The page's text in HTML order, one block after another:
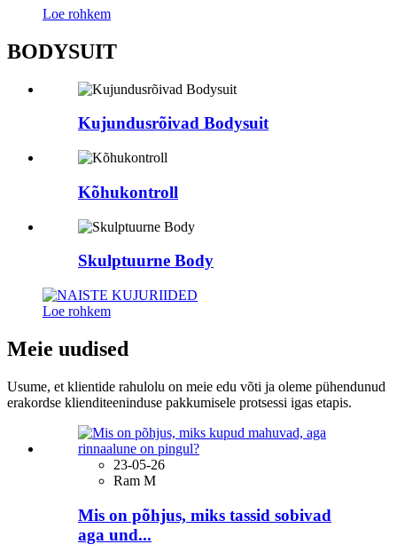
Loe rohkem
BODYSUIT
Kujundusrõivad Bodysuit
Kõhukontroll
Skulptuurne Body
Loe rohkem
Meie uudised
Usume, et klientide rahulolu on meie edu võti ja oleme pühendunud
erakordse klienditeeninduse pakkumisele protsessi igas etapis.
23-05-26
Ram M
Mis on põhjus, miks tassid sobivad
aga und...